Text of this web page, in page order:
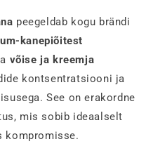
peegeldab kogu brändi
kanepiõitest
võise ja kreemja
kontsentratsiooni ja
See on erakordne
mis sobib ideaalselt
kompromisse.